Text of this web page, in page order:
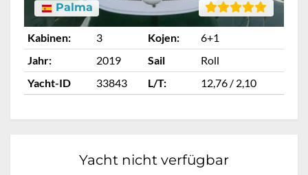
Palma
Kabinen: 3 Kojen:
6+1
Jahr:
2019 Sail
Roll
Yacht-ID
33843 L/T: 12,76 / 2,10
Yacht nicht verfügbar